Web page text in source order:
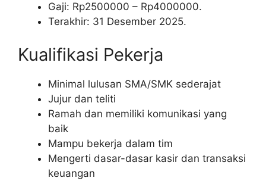
Gaji: Rp2500000 – Rp4000000.
Terakhir: 31 Desember 2025.
Kualifikasi Pekerja
Minimal lulusan SMA/SMK sederajat
Jujur dan teliti
Ramah dan memiliki komunikasi yang
baik
Mampu bekerja dalam tim
Mengerti dasar-dasar kasir dan transaksi
keuangan